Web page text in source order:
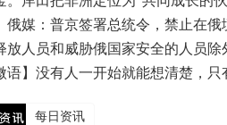
俄媒：普京签署总统令，禁止在
放人员和威胁俄国家安全的人员除
语】没有人一开始就能想清楚，
每日资讯